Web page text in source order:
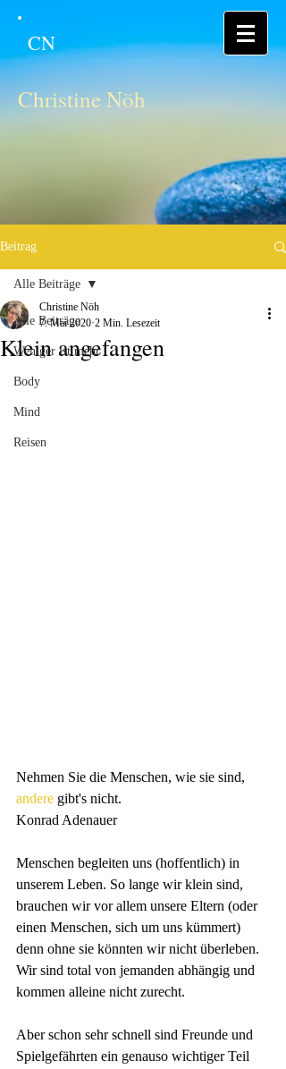
CN
Christine Nöh
Beitrag
Alle Beiträge
Weniger ist mehr
Body
Mind
Reisen
Alle Beiträge
Klein angefangen
Christine Nöh
7. Mai 2020 2 Min. Lesezeit
Nehmen Sie die Menschen, wie sie sind,
andere gibt's nicht.
Konrad Adenauer
Menschen begleiten uns (hoffentlich) in
unserem Leben. So lange wir klein sind,
brauchen wir vor allem unsere Eltern (oder
einen Menschen, sich um uns kümmert)
denn ohne sie könnten wir nicht überleben.
Wir sind total von jemanden abhängig und
kommen alleine nicht zurecht.
Aber schon sehr schnell sind Freunde und
Spielgefährten ein genauso wichtiger Teil